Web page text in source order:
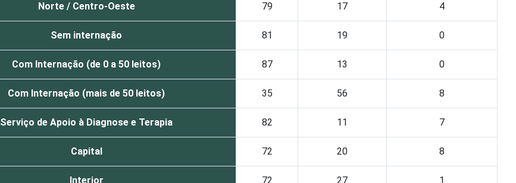
Norte / Centro-Oeste 79 17 4
Sem internação 81 19 0
Com Internação (de 0 a 50 leitos) 87 13 0
Com Internação (mais de 50 leitos) 35 56 8
Serviço de Apoio à Diagnose e Terapia 82 11 7
Capital 72 20 8
Interior 72 27 1